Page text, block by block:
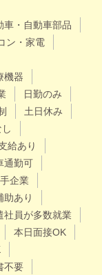
車・自動車部品
ン・家電
機器
日勤のみ
土日休み
給あり
通勤可
企業
助あり
社員が多数就業
本日面接OK
不要